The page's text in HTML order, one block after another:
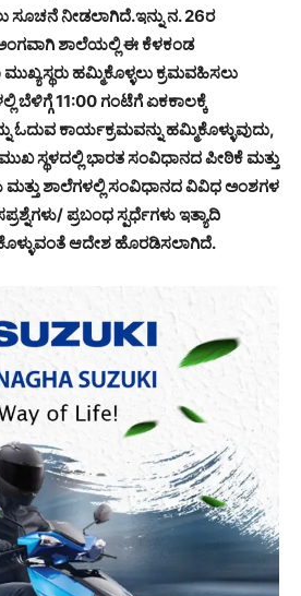
ನೀಡಲಾಗಿದೆ.ಇನ್ನು ನ. 26ರ
ಶಾಲೆಯಲ್ಲಿ ಈ ಕೆಳಕಂಡ
ಹಮ್ಮಿಕೊಳ್ಳಲು ಕ್ರಮವಹಿಸಲು
ಬೆಳಿಗ್ಗೆ 11:00 ಗಂಟೆಗೆ ಏಕಕಾಲಕ್ಕೆ
ಓದುವ ಕಾರ್ಯಕ್ರಮವನ್ನು ಹಮ್ಮಿಕೊಳ್ಳುವುದು,
ಸ್ಥಳದಲ್ಲಿ ಭಾರತ ಸಂವಿಧಾನದ ಪೀಠಿಕೆ ಮತ್ತು
ಶಾಲೆಗಳಲ್ಲಿ ಸಂವಿಧಾನದ ವಿವಿಧ ಅಂಶಗಳ
ಪ್ರಬಂಧ ಸ್ಪರ್ಧೆಗಳು ಇತ್ಯಾದಿ
ಆದೇಶ ಹೊರಡಿಸಲಾಗಿದೆ.